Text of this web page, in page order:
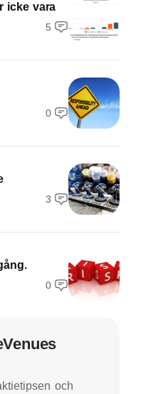
icke vara
5
0
3
0
och